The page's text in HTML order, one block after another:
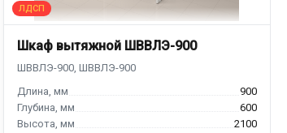
Шкаф вытяжной ШВВЛЭ-900
900
600
2100